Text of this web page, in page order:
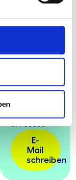
Bankenberatung
Senior
69783383
E-
Mail
schreiben